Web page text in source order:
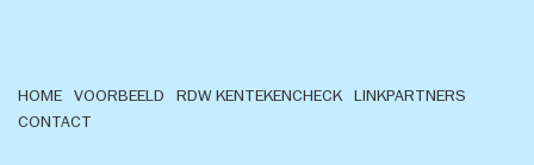
HOME VOORBEELD RDW KENTEKENCHECK
LINKPARTNERS
CONTACT